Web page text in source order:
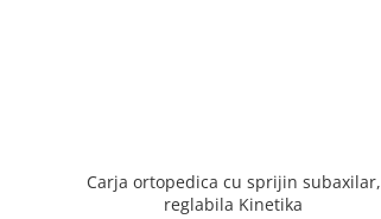
Carja ortopedica cu sprijin subaxilar,
reglabila Kinetika